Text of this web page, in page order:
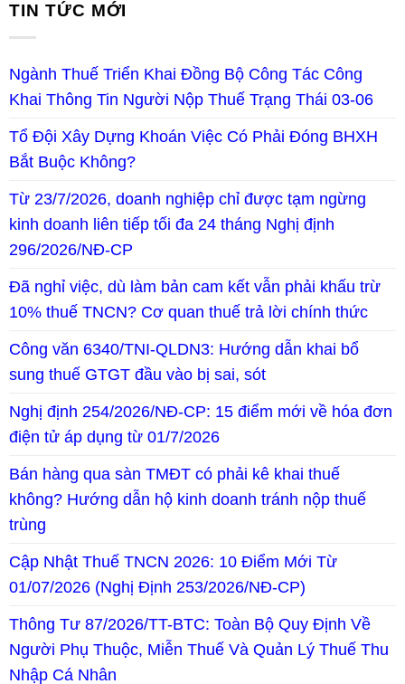
TIN TỨC MỚI
Ngành Thuế Triển Khai Đồng Bộ Công Tác Công
Khai Thông Tin Người Nộp Thuế Trạng Thái 03-06
Tổ Đội Xây Dựng Khoán Việc Có Phải Đóng BHXH
Bắt Buộc Không?
Từ 23/7/2026, doanh nghiệp chỉ được tạm ngừng
kinh doanh liên tiếp tối đa 24 tháng Nghị định
296/2026/NĐ-CP
Đã nghỉ việc, dù làm bản cam kết vẫn phải khấu trừ
10% thuế TNCN? Cơ quan thuế trả lời chính thức
Công văn 6340/TNI-QLDN3: Hướng dẫn khai bổ
sung thuế GTGT đầu vào bị sai, sót
Nghị định 254/2026/NĐ-CP: 15 điểm mới về hóa đơn
điện tử áp dụng từ 01/7/2026
Bán hàng qua sàn TMĐT có phải kê khai thuế
không? Hướng dẫn hộ kinh doanh tránh nộp thuế
trùng
Cập Nhật Thuế TNCN 2026: 10 Điểm Mới Từ
01/07/2026 (Nghị Định 253/2026/NĐ-CP)
Thông Tư 87/2026/TT-BTC: Toàn Bộ Quy Định Về
Người Phụ Thuộc, Miễn Thuế Và Quản Lý Thuế Thu
Nhập Cá Nhân